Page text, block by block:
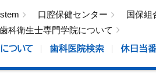
口腔保健センター
国保組
科衛生士専門学院について